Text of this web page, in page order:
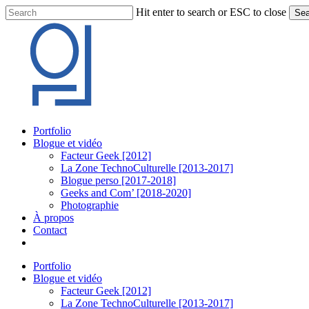
Skip
to
content
Hit enter to search or ESC to close
Search
Menu
Portfolio
Blogue et vidéo
Facteur Geek [2012]
La Zone TechnoCulturelle [2013-2017]
Blogue perso [2017-2018]
Geeks and Com’ [2018-2020]
Photographie
À propos
Contact
Portfolio
Blogue et vidéo
Facteur Geek [2012]
La Zone TechnoCulturelle [2013-2017]